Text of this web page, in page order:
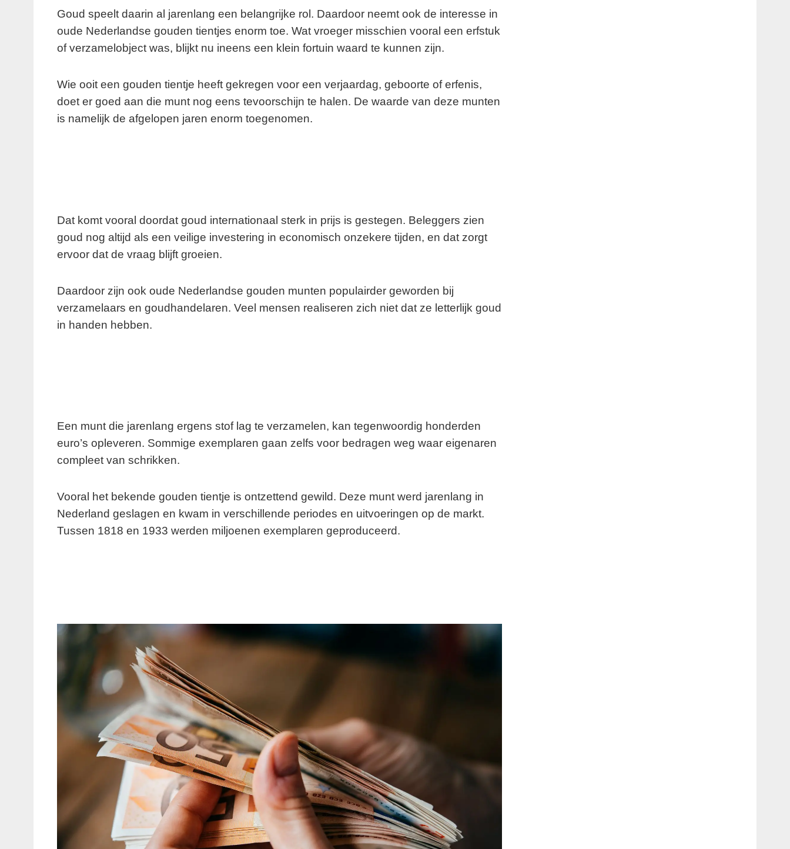
Goud speelt daarin al jarenlang een belangrijke rol. Daardoor neemt ook de interesse in
oude Nederlandse gouden tientjes enorm toe. Wat vroeger misschien vooral een erfstuk
of verzamelobject was, blijkt nu ineens een klein fortuin waard te kunnen zijn.
Wie ooit een gouden tientje heeft gekregen voor een verjaardag, geboorte of erfenis,
doet er goed aan die munt nog eens tevoorschijn te halen. De waarde van deze munten
is namelijk de afgelopen jaren enorm toegenomen.
Dat komt vooral doordat goud internationaal sterk in prijs is gestegen. Beleggers zien
goud nog altijd als een veilige investering in economisch onzekere tijden, en dat zorgt
ervoor dat de vraag blijft groeien.
Daardoor zijn ook oude Nederlandse gouden munten populairder geworden bij
verzamelaars en goudhandelaren. Veel mensen realiseren zich niet dat ze letterlijk goud
in handen hebben.
Een munt die jarenlang ergens stof lag te verzamelen, kan tegenwoordig honderden
euro’s opleveren. Sommige exemplaren gaan zelfs voor bedragen weg waar eigenaren
compleet van schrikken.
Vooral het bekende gouden tientje is ontzettend gewild. Deze munt werd jarenlang in
Nederland geslagen en kwam in verschillende periodes en uitvoeringen op de markt.
Tussen 1818 en 1933 werden miljoenen exemplaren geproduceerd.